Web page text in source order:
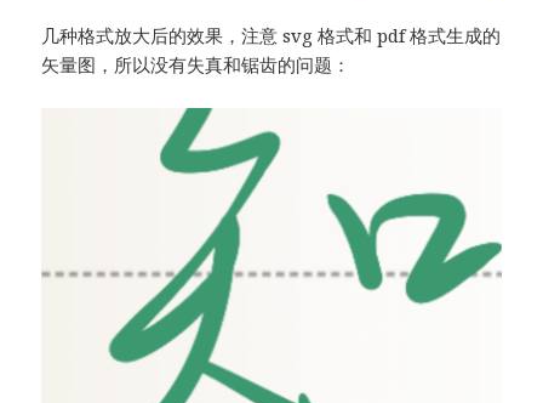
几种格式放大后的效果，注意 svg 格式和 pdf 格式生成的
矢量图，所以没有失真和锯齿的问题：